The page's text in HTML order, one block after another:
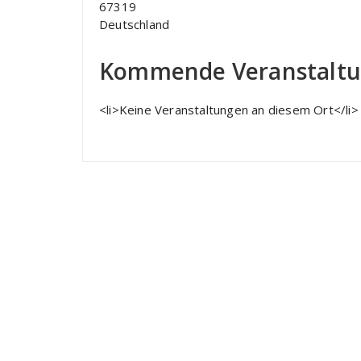
67319
Deutschland
Kommende
<li>Keine Veranstaltungen an diesem Ort</li>